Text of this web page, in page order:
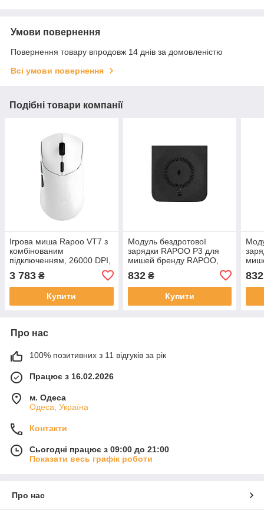
Умови повернення
Повернення товару впродовж 14 днів за домовленістю
Всі умови повернення
Подібні товари компанії
Ігрова миша Rapoo VT7 з
комбінованим
підключенням, 26000 DPI,
8kHz, white +зарядна база
з RGB-підсвічуванням
3 783 ₴
Купити
Модуль бездротової
зарядки RAPOO P3 для
мишей бренду RAPOO,
832₴
Купити
832
Про нас
100% позитивних з 11 відгуків за рік
Працює з 16.02.2026
м. Одеса
Одеса, Україна
Контакти
Сьогодні працює з 09:00 до 21:00
Показати весь графік роботи
Про нас